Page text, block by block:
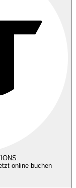
online buchen